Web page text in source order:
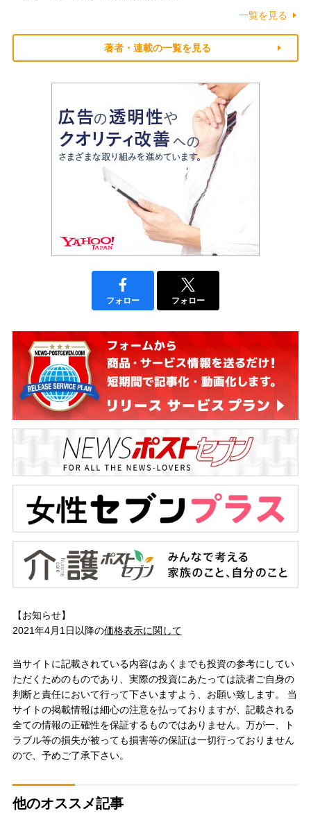
一覧を見る
著者・連載の一覧を見る
フォロー フォロー
【お知らせ】
2021年4月1日以降の価格表示に関して
当サイトに記載されている内容はあくまでも投資の参考にしてい
ただくためのものであり、実際の投資にあたっては読者ご自身の
判断と責任において行って下さいますよう、お願い致します。 当
サイトの掲載情報は細心の注意を払っておりますが、記載される
全ての情報の正確性を保証するものではありません。万が一、ト
ラブル等の損失が被っても損害等の保証は一切行っておりません
ので、予めご了承下さい。
他のオススメ記事